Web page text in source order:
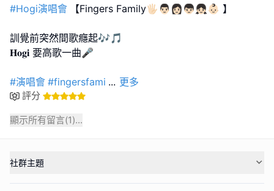
#Hogi演唱會 【Fingers Family🖐🏻👨🏻👩🏻👦🏻👧🏻👶🏻 】
訓覺前突然間歌癮起🎶🎵
𝐇𝐨𝐠𝐢 要高歌一曲🎤
#演唱會 #fingersfami ... 更多
評分
顯示所有留言(1)...
社群主題